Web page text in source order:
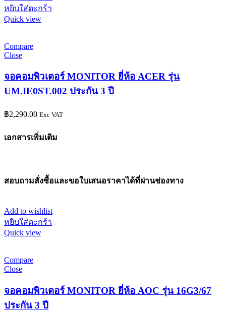
หยิบใส่ตะกร้า
Quick view
Compare
Close
จอคอมพิวเตอร์ MONITOR ยี่ห้อ ACER รุ่น
UM.IE0ST.002 ประกัน 3 ปี
฿2,290.00 Exc VAT
เอกสารเพิ่มเติม
สอบถามสั่งซื้อและขอใบเสนอราคาได้ที่ผ่านช่องทาง
Add to wishlist
หยิบใส่ตะกร้า
Quick view
Compare
Close
จอคอมพิวเตอร์ MONITOR ยี่ห้อ AOC รุ่น 16G3/67
ประกัน 3 ปี